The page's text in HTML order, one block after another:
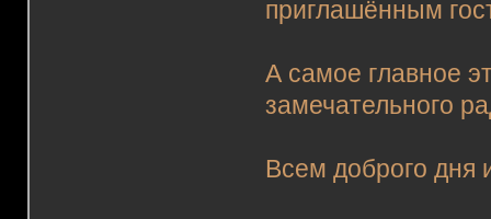
приглашённым
А самое главное
замечательного
Всем доброго дня